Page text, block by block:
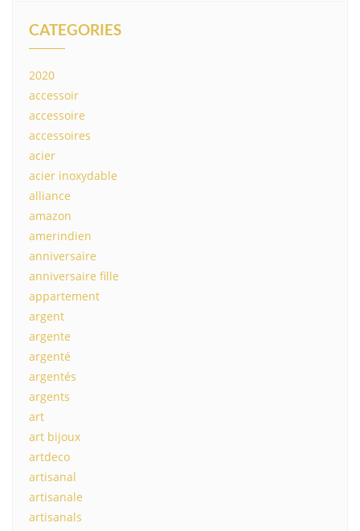
CATEGORIES
2020
accessoir
accessoire
accessoires
acier
acier inoxydable
alliance
amazon
amerindien
anniversaire
anniversaire fille
appartement
argent
argente
argenté
argentés
argents
art
art bijoux
artdeco
artisanal
artisanale
artisanals